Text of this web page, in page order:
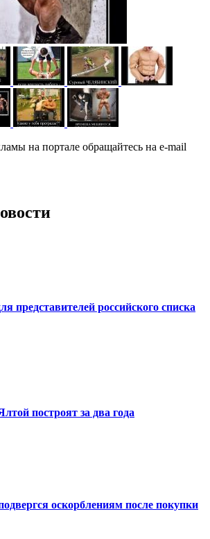
на портале обращайтесь на e-mail
представителей российского списка
построят за два года
оскорблениям после покупки